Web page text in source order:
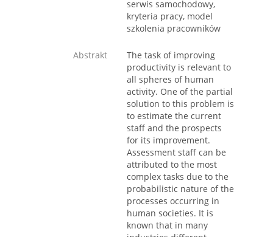
serwis samochodowy,
kryteria pracy, model
szkolenia pracowników
Abstrakt
The task of improving
productivity is relevant to
all spheres of human
activity. One of the partial
solution to this problem is
to estimate the current
staff and the prospects
for its improvement.
Assessment staff can be
attributed to the most
complex tasks due to the
probabilistic nature of the
processes occurring in
human societies. It is
known that in many